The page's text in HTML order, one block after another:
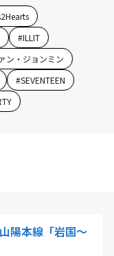
#ILLIT
ン・ジョンミン
#SEVENTEEN
陽本線「岩国～